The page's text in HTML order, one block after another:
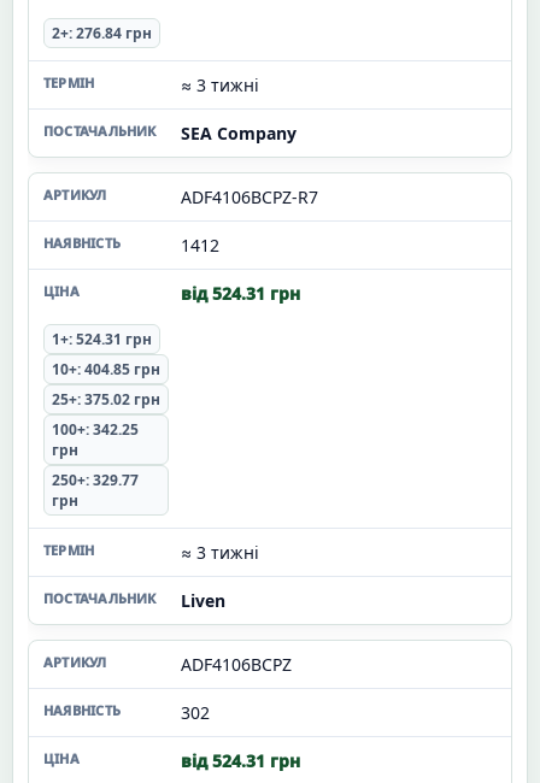
2+: 276.84 грн
≈ 3 тижні
SEA Company
ADF4106BCPZ-R7
1412
від 524.31 грн
1+: 524.31 грн
10+: 404.85 грн
25+: 375.02 грн
100+: 342.25
грн
250+: 329.77
грн
≈ 3 тижні
Liven
ADF4106BCPZ
302
від 524.31 грн